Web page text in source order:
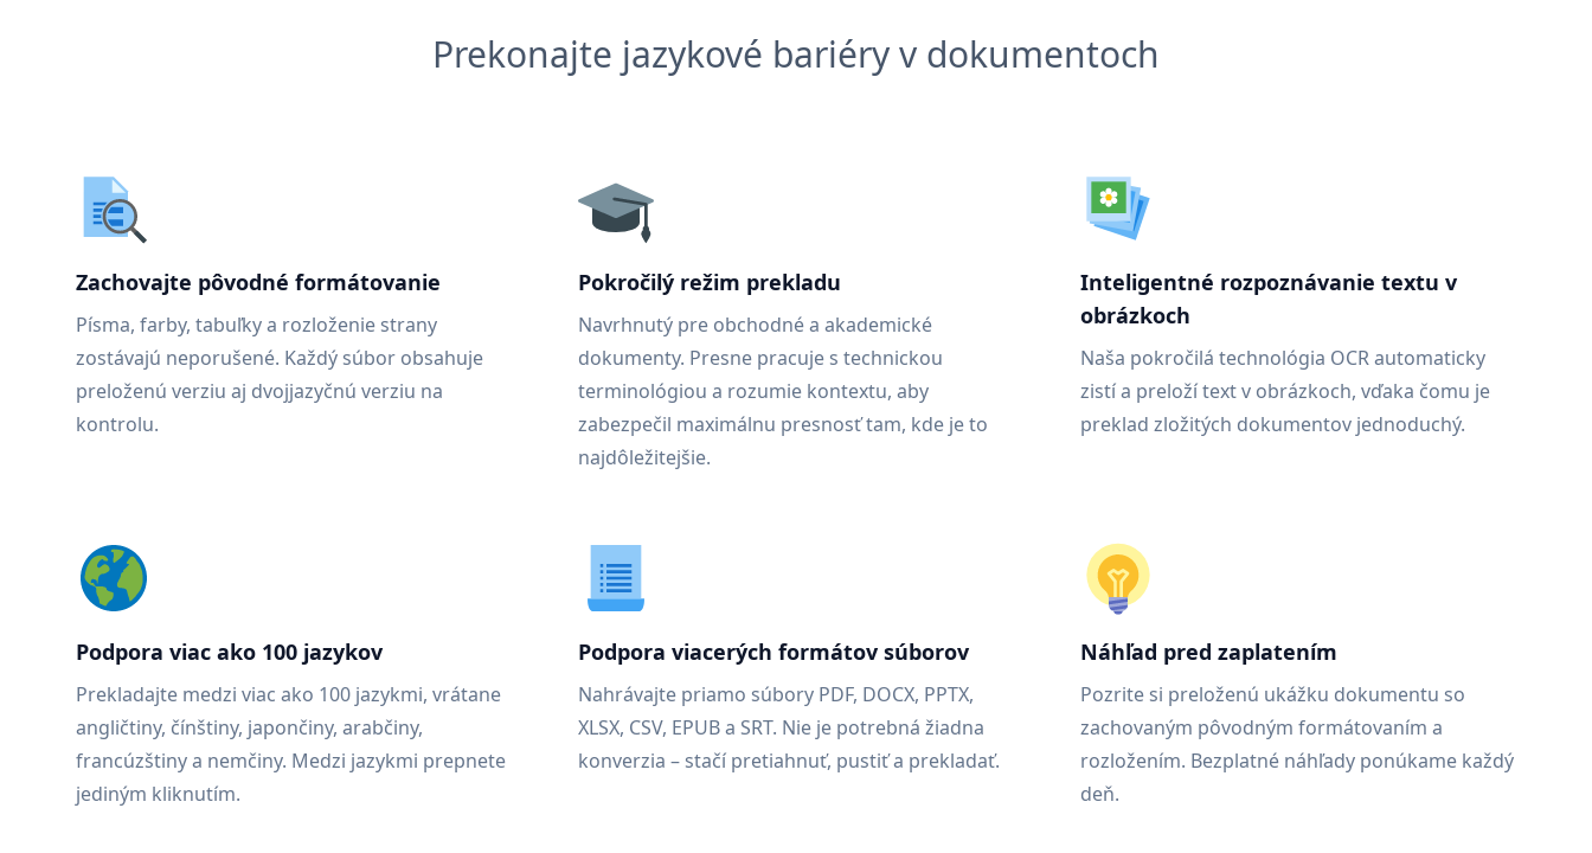
Prekonajte jazykové bariéry v dokumentoch
Zachovajte pôvodné formátovanie
Písma, farby, tabuľky a rozloženie strany
zostávajú neporušené. Každý súbor obsahuje
preloženú verziu aj dvojjazyčnú verziu na
kontrolu.
Pokročilý režim prekladu
Navrhnutý pre obchodné a akademické
dokumenty. Presne pracuje s technickou
terminológiou a rozumie kontextu, aby
zabezpečil maximálnu presnosť tam, kde je to
najdôležitejšie.
Inteligentné rozpoznávanie textu v
obrázkoch
Naša pokročilá technológia OCR automaticky
zistí a preloží text v obrázkoch, vďaka čomu je
preklad zložitých dokumentov jednoduchý.
Podpora viac ako 100 jazykov
Prekladajte medzi viac ako 100 jazykmi, vrátane
angličtiny, čínštiny, japončiny, arabčiny,
francúzštiny a nemčiny. Medzi jazykmi prepnete
jediným kliknutím.
Podpora viacerých formátov súborov
Nahrávajte priamo súbory PDF, DOCX, PPTX,
XLSX, CSV, EPUB a SRT. Nie je potrebná žiadna
konverzia – stačí pretiahnuť, pustiť a prekladať.
Náhľad pred zaplatením
Pozrite si preloženú ukážku dokumentu so
zachovaným pôvodným formátovaním a
rozložením. Bezplatné náhľady ponúkame každý
deň.